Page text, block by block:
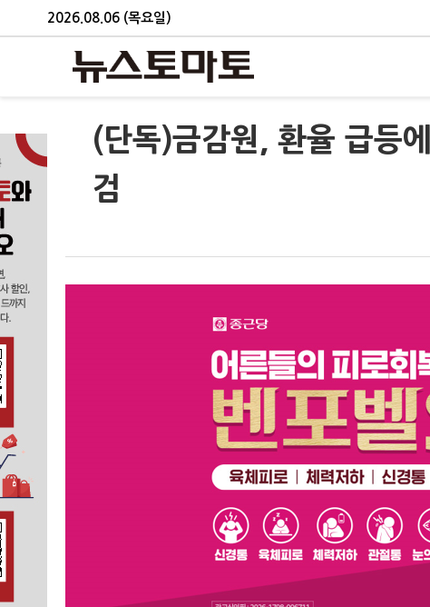
2026.08.06 (목요일)
(단독)금감원, 환율 급등
검